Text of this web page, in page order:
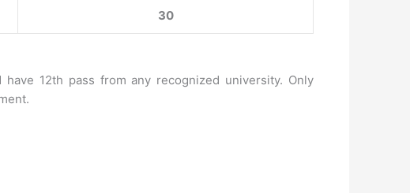
30
12th pass from any recognized university. Only